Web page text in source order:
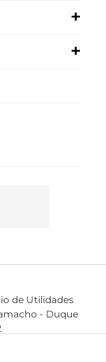
+
+
de Utilidades
- Duque